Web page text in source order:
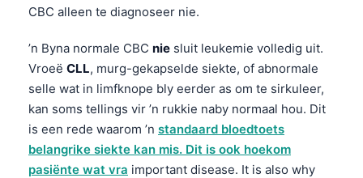
CBC alleen te diagnoseer nie.
’n Byna normale CBC nie sluit leukemie volledig uit.
Vroeë CLL, murg-gekapselde siekte, of abnormale
selle wat in limfknope bly eerder as om te sirkuleer,
kan soms tellings vir ’n rukkie naby normaal hou. Dit
is een rede waarom ’n standaard bloedtoets
belangrike siekte kan mis. Dit is ook hoekom
pasiënte wat vra important disease. It is also why